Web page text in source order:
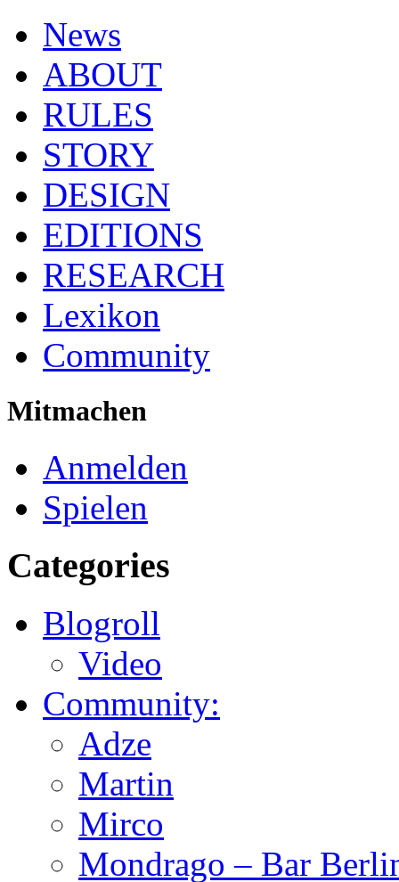
News
ABOUT
RULES
STORY
DESIGN
EDITIONS
RESEARCH
Lexikon
Community
Mitmachen
Anmelden
Spielen
Categories
Blogroll
Video
Community:
Adze
Martin
Mirco
Mondrago – Bar